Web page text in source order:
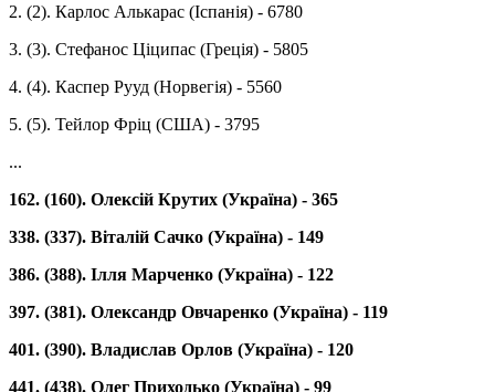
2. (2). Карлос Алькарас (Іспанія) - 6780
3. (3). Стефанос Ціципас (Греція) - 5805
4. (4). Каспер Рууд (Норвегія) - 5560
5. (5). Тейлор Фріц (США) - 3795
...
162. (160). Олексій Крутих (Україна) - 365
338. (337). Віталій Сачко (Україна) - 149
386. (388). Ілля Марченко (Україна) - 122
397. (381). Олександр Овчаренко (Україна) - 119
401. (390). Владислав Орлов (Україна) - 120
441. (438). Олег Приходько (Україна) - 99